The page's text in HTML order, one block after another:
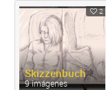
2
Skizzenbuch
9 imágenes